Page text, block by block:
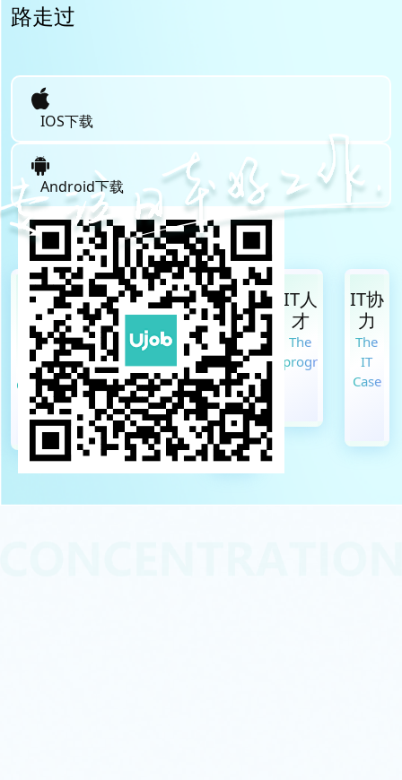
路走过
IOS下载
Android下载
华
人
专
用
Concentration
高
效
求
职
Efficiency
海
量
职
位
Position
兼
职
打
工
Hourly
wage
IT人
才
The
programmer
IT协
力
The
IT
Case